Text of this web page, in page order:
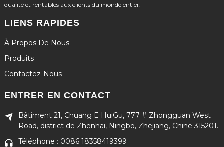
qualité et rentables aux clients du monde entier.
LIENS RAPIDES
À Propos De Nous
Produits
Contactez-Nous
ENTRER EN CONTACT
Bâtiment 21, Chuang E HuiGu, 777 # Zhongguan West
Road, district de Zhenhai, Ningbo, Zhejiang, Chine 315201.
Téléphone : 0086 18358419399